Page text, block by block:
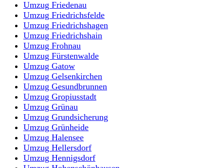
Umzug Friedenau
Umzug Friedrichsfelde
Umzug Friedrichshagen
Umzug Friedrichshain
Umzug Frohnau
Umzug Fürstenwalde
Umzug Gatow
Umzug Gelsenkirchen
Umzug Gesundbrunnen
Umzug Gropiusstadt
Umzug Grünau
Umzug Grundsicherung
Umzug Grünheide
Umzug Halensee
Umzug Hellersdorf
Umzug Hennigsdorf